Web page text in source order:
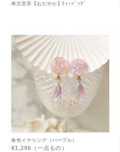
寿元堂茶【おだやか】ﾃｨｰﾊﾞｯｸﾞ
春色イヤリング（パープル）
¥1,296（一点もの）